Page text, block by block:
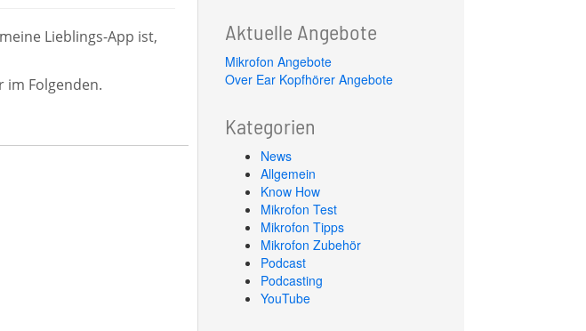
Lieblings-App ist,
im Folgenden.
Aktuelle Angebote
Mikrofon Angebote
Over Ear Kopfhörer Angebote
Kategorien
News
Allgemein
Know How
Mikrofon Test
Mikrofon Tipps
Mikrofon Zubehör
Podcast
Podcasting
YouTube